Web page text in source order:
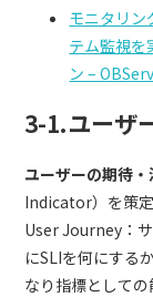
モニタリン
テム監視を
ン –
3-1.ユーザ
ユーザーの期待・
Indicator）を策
User Journey：
にSLIを何にする
なり指標として